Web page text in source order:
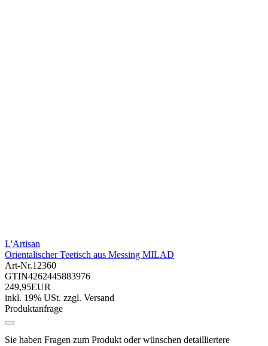
L'Artisan
Orientalischer Teetisch aus Messing MILAD
Art-Nr.12360
GTIN4262445883976
249,95EUR
inkl. 19% USt. zzgl. Versand
Produktanfrage
Sie haben Fragen zum Produkt oder wünschen detailliertere